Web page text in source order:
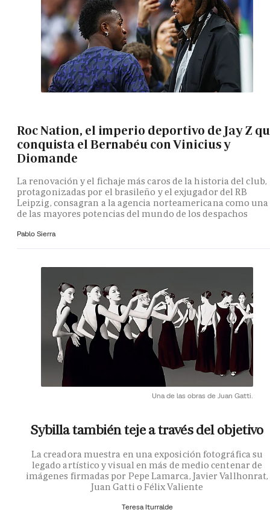
Roc Nation, el imperio deportivo de Jay Z
conquista el Bernabéu con Vinicius y
Diomande
La renovación y el fichaje más caros de la historia del club,
protagonizadas por el brasileño y el exjugador del RB
Leipzig, consagran a la agencia norteamericana como una
de las mayores potencias del mundo de los despachos
Pablo Sierra
Una de las obras de Juan Gatti.
Sybilla también teje a través del objetivo
La creadora muestra en una exposición fotográfica su
legado artístico y visual en más de medio centenar de
imágenes firmadas por Pepe Lamarca, Javier Vallhonrat,
Juan Gatti o Félix Valiente
Teresa Iturralde